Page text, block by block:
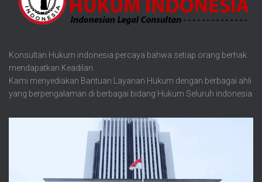
Konsultan Hukum indonesia percaya bahwa setiap orang berhak
mendapatkan Keadilan.
Kami menyediakan Bantuan Layanan Hukum dengan berbagai ahli
yang berpengalaman di berbagai bidang Hukum Seluruh indonesia